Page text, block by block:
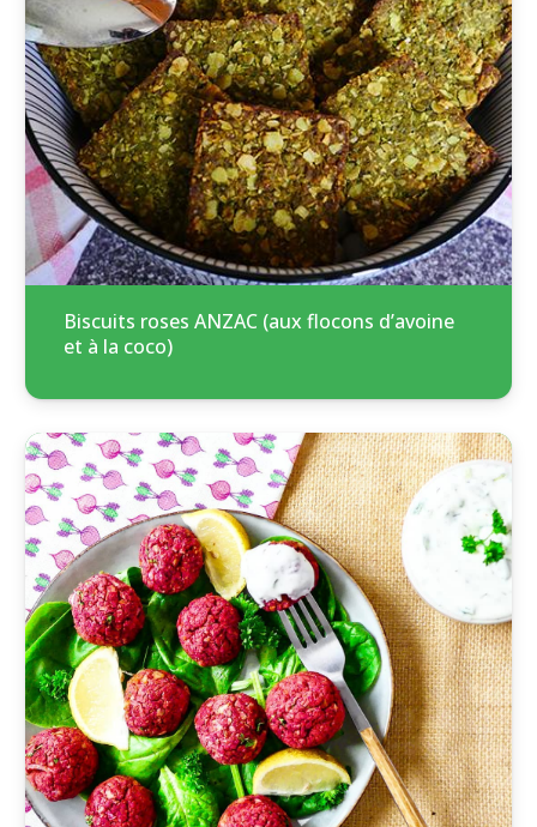
Biscuits roses ANZAC (aux flocons d’avoine
et à la coco)